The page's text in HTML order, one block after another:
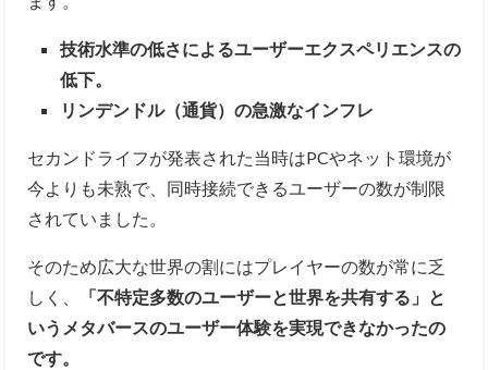
技術水準の低さによるユーザーエクスペリエンスの
低下。
リンデンドル（通貨）の急激なインフレ
セカンドライフが発表された当時はPCやネット環境が
今よりも未熟で、同時接続できるユーザーの数が制限
されていました。
そのため広大な世界の割にはプレイヤーの数が常に乏
しく、
「不特定多数のユーザーと世界を共有する」と
いうメタバースのユーザー体験を実現できなかったの
です。